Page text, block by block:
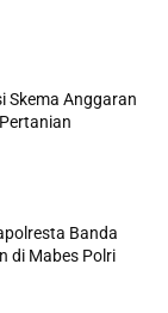
Skema Anggaran
Banda
di Mabes Polri